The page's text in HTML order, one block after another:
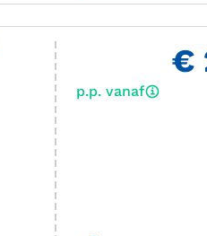
€
p.p. vanaf